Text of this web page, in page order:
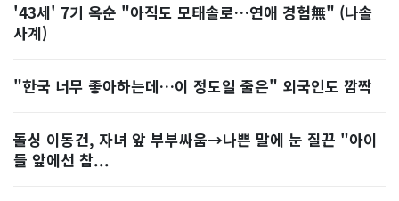
'43세' 7기 옥순 "아직도 모태솔로…연애 경험無" (나솔
사계)
"한국 너무 좋아하는데…이 정도일 줄은" 외국인도 깜짝
돌싱 이동건, 자녀 앞 부부싸움→나쁜 말에 눈 질끈 "아이
들 앞에선 참...